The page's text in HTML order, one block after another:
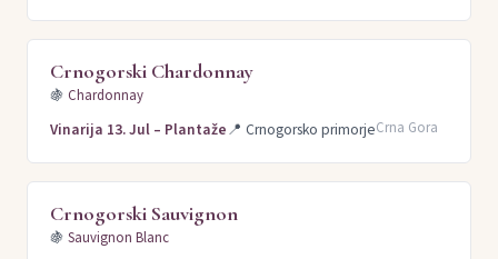
Crnogorski Chardonnay
🍇 Chardonnay
Vinarija 13. Jul – Plantaže📍 Crnogorsko primorjeCrna Gora
Crnogorski Sauvignon
🍇 Sauvignon Blanc